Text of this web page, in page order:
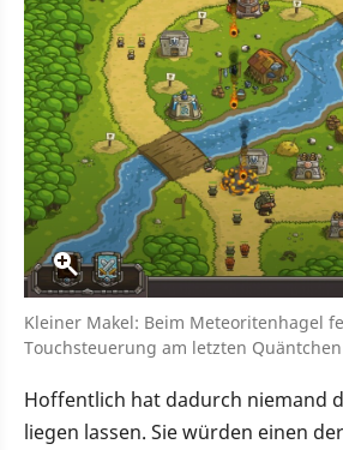
Kleiner Makel: Beim Meteoritenhagel
Touchsteuerung am letzten
Hoffentlich hat dadurch niemand
liegen lassen. Sie würden einen